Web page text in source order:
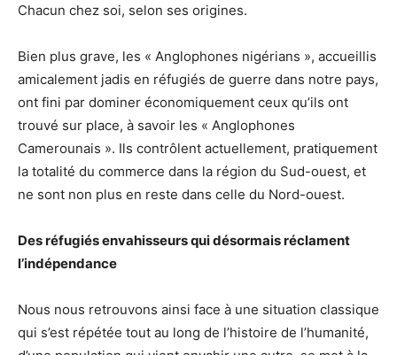
Chacun chez soi, selon ses origines.
Bien plus grave, les « Anglophones nigérians », accueillis
amicalement jadis en réfugiés de guerre dans notre pays,
ont fini par dominer économiquement ceux qu’ils ont
trouvé sur place, à savoir les « Anglophones
Camerounais ». Ils contrôlent actuellement, pratiquement
la totalité du commerce dans la région du Sud-ouest, et
ne sont non plus en reste dans celle du Nord-ouest.
Des réfugiés envahisseurs qui désormais réclament
l’indépendance
Nous nous retrouvons ainsi face à une situation classique
qui s’est répétée tout au long de l’histoire de l’humanité,